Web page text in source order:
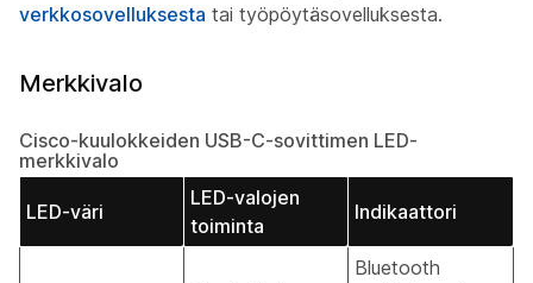
verkkosovelluksesta tai työpöytäsovelluksesta.
Merkkivalo
Cisco-kuulokkeiden USB-C-sovittimen LED-
merkkivalo
LED-väri
LED-valojen
toiminta
Indikaattori
Bluetooth